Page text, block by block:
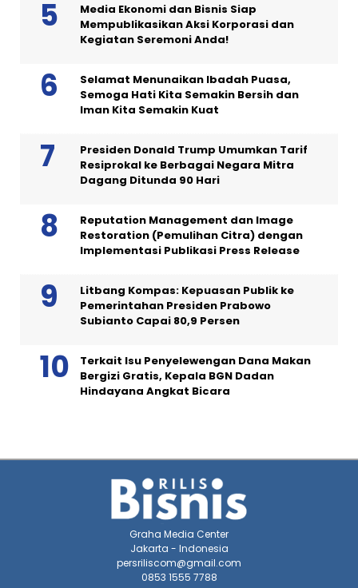
Media Ekonomi dan Bisnis Siap
Mempublikasikan Aksi Korporasi dan
Kegiatan Seremoni Anda!
Selamat Menunaikan Ibadah Puasa,
Semoga Hati Kita Semakin Bersih dan
Iman Kita Semakin Kuat
Presiden Donald Trump Umumkan Tarif
Resiprokal ke Berbagai Negara Mitra
Dagang Ditunda 90 Hari
Reputation Management dan Image
Restoration (Pemulihan Citra) dengan
Implementasi Publikasi Press Release
Litbang Kompas: Kepuasan Publik ke
Pemerintahan Presiden Prabowo
Subianto Capai 80,9 Persen
Terkait Isu Penyelewengan Dana Makan
Bergizi Gratis, Kepala BGN Dadan
Hindayana Angkat Bicara
Graha Media Center
Jakarta - Indonesia
persriliscom@gmail.com
0853 1555 7788